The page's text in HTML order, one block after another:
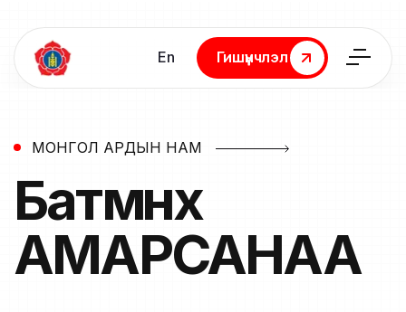
En
Гишүүнчлэл
Гишүүнчлэл
МОНГОЛ АРДЫН НАМ
Батмөнх
АМАРСАНАА